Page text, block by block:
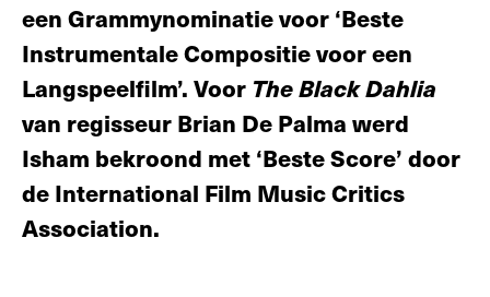
een Grammynominatie voor ‘Beste
Instrumentale Compositie voor een
Langspeelfilm’. Voor The Black Dahlia
van regisseur Brian De Palma werd
Isham bekroond met ‘Beste Score’ door
de International Film Music Critics
Association.